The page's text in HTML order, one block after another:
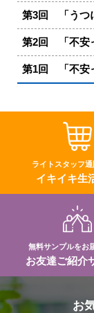
第3回 「うつ
第2回 「不安
第1回 「不安
ライトスタッフ通
イキイキ生
無料サンプルをお
お友達ご紹介
お